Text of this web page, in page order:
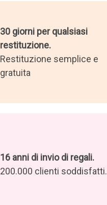
30 giorni per qualsiasi
restituzione.
Restituzione semplice e
gratuita
16 anni di invio di regali.
200.000 clienti soddisfatti.